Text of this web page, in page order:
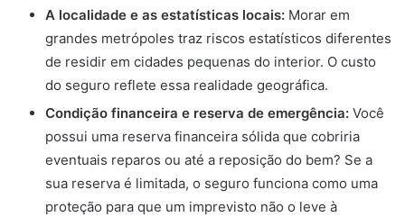
A localidade e as estatísticas locais: Morar em
grandes metrópoles traz riscos estatísticos diferentes
de residir em cidades pequenas do interior. O custo
do seguro reflete essa realidade geográfica.
Condição financeira e reserva de emergência: Você
possui uma reserva financeira sólida que cobriria
eventuais reparos ou até a reposição do bem? Se a
sua reserva é limitada, o seguro funciona como uma
proteção para que um imprevisto não o leve à